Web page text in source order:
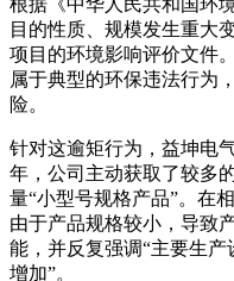
目的性质、规模发生重大
项目的环境影响评价文件
属于典型的环保违法行为
险。
针对这逾矩行为，益坤电
年，公司主动获取了较多
量“小型号规格产品”。在
由于产品规格较小，导致
能，并反复强调“主要生
增加”。